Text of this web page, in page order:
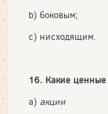
b) боковым;
c) нисходящим.
16. Какие
a) акции